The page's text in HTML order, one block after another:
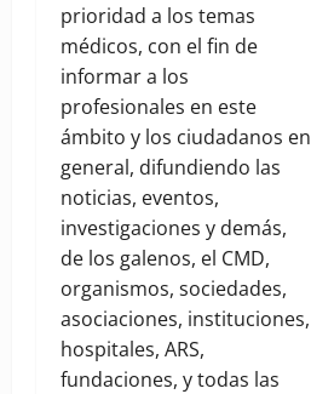
prioridad a los temas
médicos, con el fin de
informar a los
profesionales en este
ámbito y los ciudadanos en
general, difundiendo las
noticias, eventos,
investigaciones y demás,
de los galenos, el CMD,
organismos, sociedades,
asociaciones, instituciones,
hospitales, ARS,
fundaciones, y todas las